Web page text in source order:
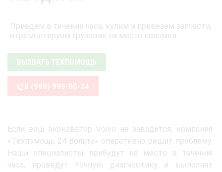
Приедем в течение часа, купим и привезём запчасти,
отремонтируем грузовик на месте поломки
ВЫЗВАТЬ ТЕХПОМОЩЬ
8 (999) 999-90-24
Если ваш экскаватор Volvo не заводится, компания
«Техпомощь 24 Вольта» оперативно решит проблему.
Наши специалисты прибудут на место в течение
часа, проведут точную диагностику и выполнят